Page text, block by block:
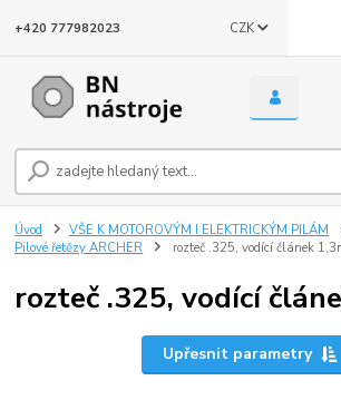
CZK
+420 777982023
Úvod VŠE K MOTOROVÝM I ELEKTRICKÝM PILÁM
Pilové řetězy ARCHER
rozteč .325, vodící článek
rozteč .325, vodící
Upřesnit parametry